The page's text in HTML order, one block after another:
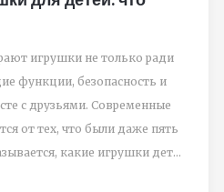
игрушки не только ради
функции, безопасность и
с друзьями. Современные
от тех, что были даже пять
какие игрушки дети